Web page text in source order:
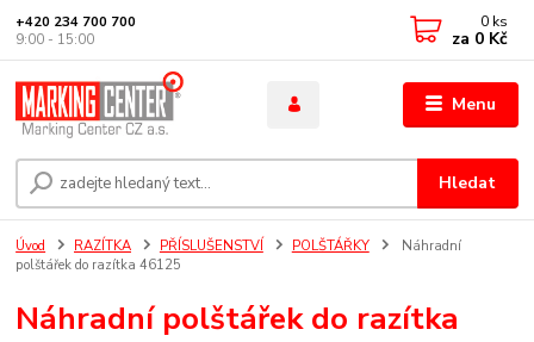
Menu
Hledat
+420 234 700 700
9:00 - 15:00
0 ks
za 0 Kč
Úvod RAZÍTKA PŘÍSLUŠENSTVÍ POLŠTÁŘKY
Náhradní
polštářek do razítka 46125
Náhradní polštářek do razítka